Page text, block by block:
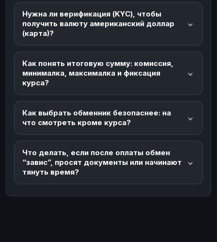
Нужна ли верификация (KYC), чтобы
получить валюту американский доллар
(карта)?
Как понять итоговую сумму: комиссия,
минималка, максималка и фиксация
курса?
Как выбрать обменник безопаснее: на
что смотреть кроме курса?
Что делать, если после оплаты обмен
“завис”, просят документы или начинают
тянуть время?